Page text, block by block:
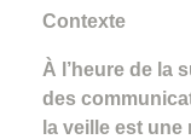
Contexte
À l’heure de la
des
la veille est